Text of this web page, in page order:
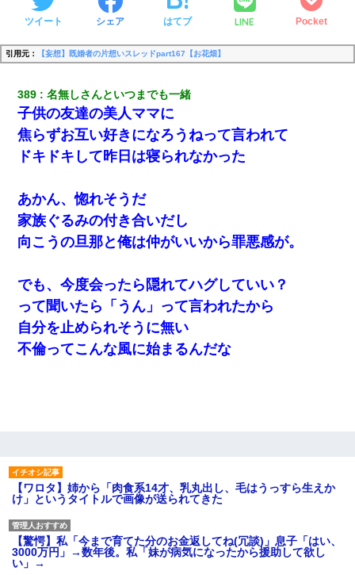
ツイート シェア はてブ LINE Pocket
引用元： 【妄想】既婚者の片想いスレッドpart167【お花畑】
389 名無しさんといつまでも一緒
子供の友達の美人ママに
焦らずお互い好きになろうねって言われて
ドキドキして昨日は寝られなかった
あかん、惚れそうだ
家族ぐるみの付き合いだし
向こうの旦那と俺は仲がいいから罪悪感が。
でも、今度会ったら隠れてハグしていい？
って聞いたら「うん」って言われたから
自分を止められそうに無い
不倫ってこんな風に始まるんだな
【ワロタ】姉から「肉食系14才、乳丸出し、毛はうっすら生えか
け」というタイトルで画像が送られてきた
【驚愕】私「今まで育てた分のお金返してね(冗談)」息子「はい、
3000万円」→数年後。私「妹が病気になったから援助して欲し
い」→